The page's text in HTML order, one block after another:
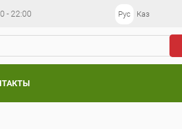
- 22:00 Рус Каз